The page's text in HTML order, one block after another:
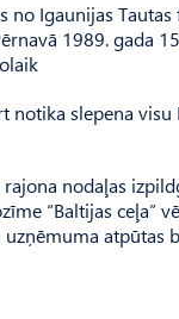
no Igaunijas
1989. gada
notika slepena
rajona nodaļas
“Baltijas ceļa”
atpūtas